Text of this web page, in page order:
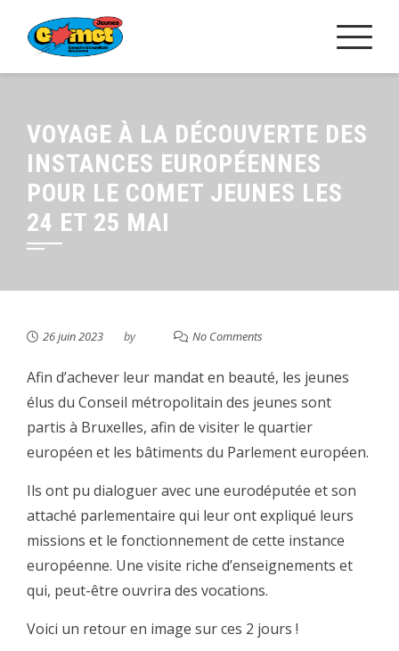
content
VOYAGE À LA DÉCOUVERTE DES
INSTANCES EUROPÉENNES
POUR LE COMET JEUNES LES
24 ET 25 MAI
26 juin 2023 by No Comments
Afin d’achever leur mandat en beauté, les jeunes
élus du Conseil métropolitain des jeunes sont
partis à Bruxelles, afin de visiter le quartier
européen et les bâtiments du Parlement européen.
Ils ont pu dialoguer avec une eurodéputée et son
attaché parlementaire qui leur ont expliqué leurs
missions et le fonctionnement de cette instance
européenne. Une visite riche d’enseignements et
qui, peut-être ouvrira des vocations.
Voici un retour en image sur ces 2 jours !